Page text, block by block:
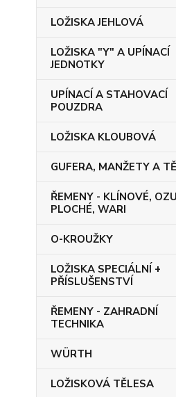
LOŽISKA JEHLOVÁ
LOŽISKA "Y" A UPÍNACÍ
JEDNOTKY
UPÍNACÍ A STAHOVACÍ
POUZDRA
LOŽISKA KLOUBOVÁ
GUFERA, MANŽETY A
ŘEMENY - KLÍNOVÉ,
PLOCHÉ, WARI
O-KROUŽKY
LOŽISKA SPECIÁLNÍ +
PŘÍSLUŠENSTVÍ
ŘEMENY - ZAHRADNÍ
TECHNIKA
WÜRTH
LOŽISKOVÁ TĚLESA